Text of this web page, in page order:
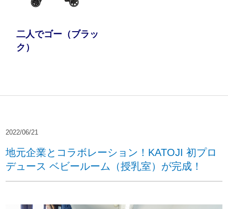
二人でゴー（ブラッ
ク）
2022/06/21
地元企業とコラボレーション！KATOJI 初プロ
デュース ベビールーム（授乳室）が完成！